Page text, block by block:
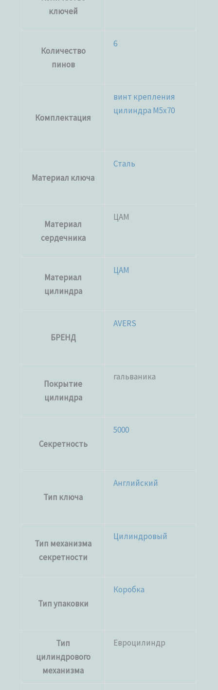
ключей
Количество
пинов
6
Комплектация
винт крепления
цилиндра M5x70
Материал ключа
Сталь
Материал
сердечника
ЦАМ
Материал
цилиндра
ЦАМ
БРЕНД
AVERS
Покрытие
цилиндра
гальваника
Секретность
5000
Тип ключа
Английский
Тип механизма
секретности
Цилиндровый
Тип упаковки
Коробка
Тип
цилиндрового
механизма
Евроцилиндр